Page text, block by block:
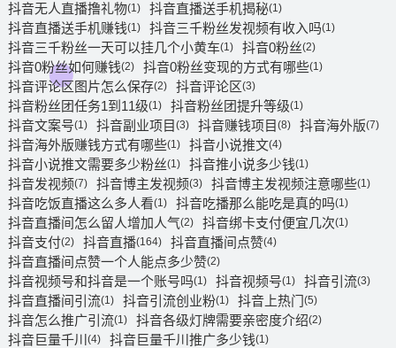
抖音无人直播撸礼物(1) 抖音直播送手机揭秘(1)
抖音直播送手机赚钱(1) 抖音三千粉丝发视频有收入吗(1)
抖音三千粉丝一天可以挂几个小黄车(1) 抖音0粉丝(2)
抖音0粉丝如何赚钱(2) 抖音0粉丝变现的方式有哪些(1)
抖音评论区图片怎么保存(2) 抖音评论区(3)
抖音粉丝团任务1到11级(1) 抖音粉丝团提升等级(1)
抖音文案号(1) 抖音副业项目 (3) 抖音赚钱项目 (8) 抖音海外版(7)
抖音海外版赚钱方式有哪些(1) 抖音小说推文(4)
抖音小说推文需要多少粉丝(1) 抖音推小说多少钱(1)
抖音发视频(7) 抖音博主发视频(3) 抖音博主发视频注意哪些(1)
抖音吃饭直播这么多人看(1) 抖音吃播那么能吃是真的吗(1)
抖音直播间怎么留人增加人气(2) 抖音绑卡支付便宜几次(1)
抖音支付(2) 抖音直播(164) 抖音直播间点赞(4)
抖音直播间点赞一个人能点多少赞(2)
抖音视频号和抖音是一个账号吗(1) 抖音视频号(1) 抖音引流(3)
抖音直播间引流(1) 抖音引流创业粉(1) 抖音上热门(5)
抖音怎么推广引流(1) 抖音各级灯牌需要亲密度介绍(2)
抖音巨量千川 (4) 抖音巨量千川推广多少钱(1)